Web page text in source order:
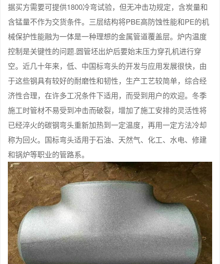
据买方需要可提供1800冷弯试验，但无冲击功规定，含炭量和
含锰量不作为交货条件。三层结构将PBE高防蚀性能和PE的机
械保护性能融为一体是一种理想的金属管道覆盖层。炉内温度
控制是关键性的问题.圆管坯出炉后要始末压力穿孔机进行穿
空。近几十年来，低、中国标弯头的开发与应用发展很快，由
于这些钢具有较好的耐磨性和韧性，生产工艺较简单，综合经
济性合理，在许多工况条件下适用，而受到用户的欢迎。冬季
施工时管材不易受到冲击而破裂，增加了施工安排的灵活性将
已经淬火的碳钢弯头重新加热到一定温度，再用一定方法冷却
称为回火。国标弯头适用于石油、天然气、化工、水电、修建
和锅炉等职业的管路系。